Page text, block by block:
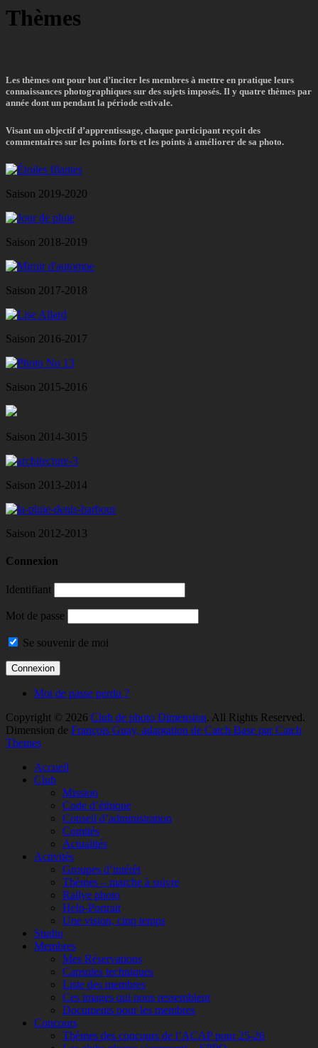
Thèmes
Les thèmes ont pour but d’inciter les membres à mettre en pratique leurs
connaissances photographiques sur des sujets imposés. Il y quatre thèmes par
année dont un pendant la période estivale.
Visant un objectif d’apprentissage, chaque participant reçoit des
commentaires sur les points forts et les points à améliorer de sa photo.
Saison 2019-2020
Saison 2018-2019
Saison 2017-2018
Saison 2016-2017
Saison 2015-2016
Saison 2014-3015
Saison 2013-2014
Saison 2012-2013
Connexion
Identifiant
Mot de passe
Se souvenir de moi
Mot de passe perdu ?
Copyright © 2026 Club de photo Dimension. All Rights Reserved.
Dimension de François Guay, adaptation de Catch Base par Catch
Themes
remonterAccueil
Club
Mission
Code d’éthique
Conseil d’administration
Comités
Actualités
Activités
Groupes d’intérêt
Thèmes – marche à suivre
Rallye photo
Help-Portrait
Une vision, cinq temps
Studio
Membres
Mes Réservations
Capsules techniques
Liste des membres
Ces images qui nous ressemblent
Documents pour les membres
Concours
Thèmes des concours de l’ACAP pour 25-26